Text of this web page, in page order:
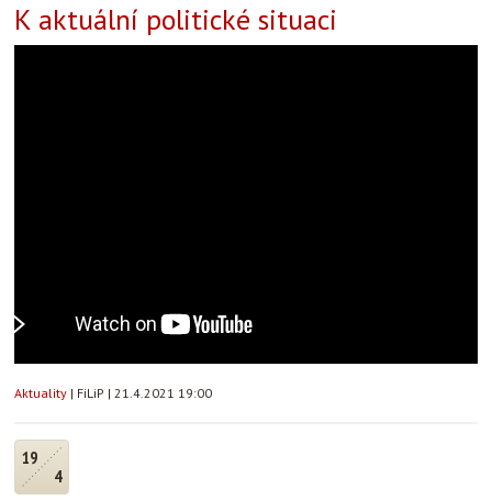
K aktuální politické situaci
Aktuality | FiLiP | 21.4.2021 19:00
19
4